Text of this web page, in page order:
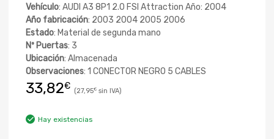
Vehículo: AUDI A3 8P1 2.0 FSI Attraction Año: 2004
Año fabricación: 2003 2004 2005 2006
Estado: Material de segunda mano
Nº Puertas: 3
Ubicación: Almacenada
Observaciones: 1 CONECTOR NEGRO 5 CABLES
33,82€ 27,95€
Hay existencias